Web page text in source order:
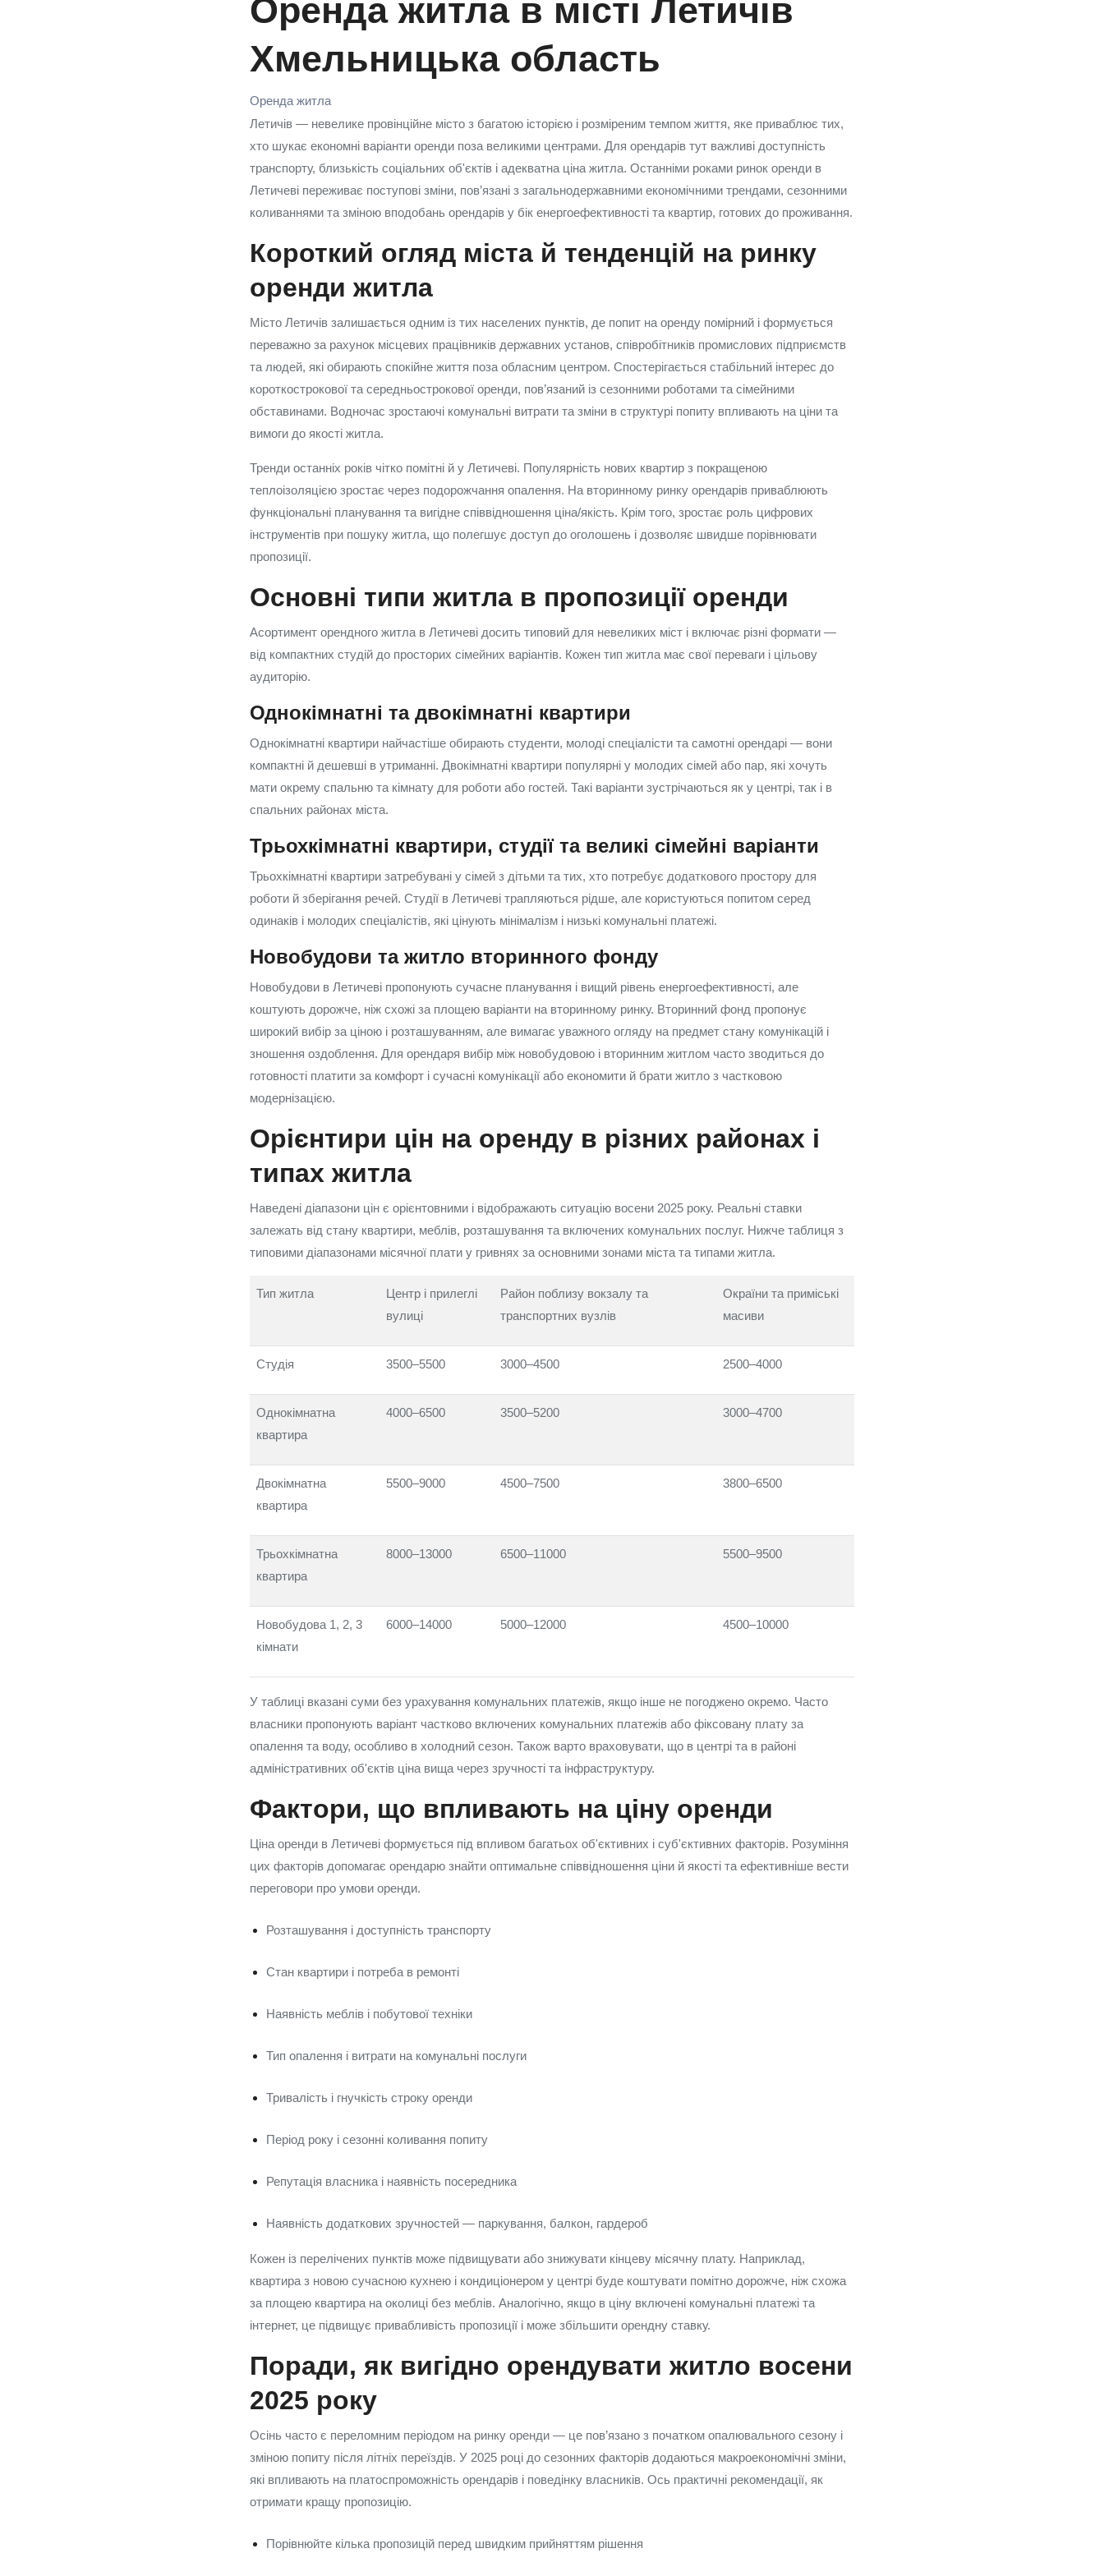
Оренда житла в місті Летичів
Хмельницька область
Оренда житла
Летичів — невелике провінційне місто з багатою історією і розміреним темпом життя, яке приваблює тих,
хто шукає економні варіанти оренди поза великими центрами. Для орендарів тут важливі доступність
транспорту, близькість соціальних об'єктів і адекватна ціна житла. Останніми роками ринок оренди в
Летичеві переживає поступові зміни, пов’язані з загальнодержавними економічними трендами, сезонними
коливаннями та зміною вподобань орендарів у бік енергоефективності та квартир, готових до проживання.
Короткий огляд міста й тенденцій на ринку
оренди житла
Місто Летичів залишається одним із тих населених пунктів, де попит на оренду помірний і формується
переважно за рахунок місцевих працівників державних установ, співробітників промислових підприємств
та людей, які обирають спокійне життя поза обласним центром. Спостерігається стабільний інтерес до
короткострокової та середньострокової оренди, пов’язаний із сезонними роботами та сімейними
обставинами. Водночас зростаючі комунальні витрати та зміни в структурі попиту впливають на ціни та
вимоги до якості житла.
Тренди останніх років чітко помітні й у Летичеві. Популярність нових квартир з покращеною
теплоізоляцією зростає через подорожчання опалення. На вторинному ринку орендарів приваблюють
функціональні планування та вигідне співвідношення ціна/якість. Крім того, зростає роль цифрових
інструментів при пошуку житла, що полегшує доступ до оголошень і дозволяє швидше порівнювати
пропозиції.
Основні типи житла в пропозиції оренди
Асортимент орендного житла в Летичеві досить типовий для невеликих міст і включає різні формати —
від компактних студій до просторих сімейних варіантів. Кожен тип житла має свої переваги і цільову
аудиторію.
Однокімнатні та двокімнатні квартири
Однокімнатні квартири найчастіше обирають студенти, молоді спеціалісти та самотні орендарі — вони
компактні й дешевші в утриманні. Двокімнатні квартири популярні у молодих сімей або пар, які хочуть
мати окрему спальню та кімнату для роботи або гостей. Такі варіанти зустрічаються як у центрі, так і в
спальних районах міста.
Трьохкімнатні квартири, студії та великі сімейні варіанти
Трьохкімнатні квартири затребувані у сімей з дітьми та тих, хто потребує додаткового простору для
роботи й зберігання речей. Студії в Летичеві трапляються рідше, але користуються попитом серед
одинаків і молодих спеціалістів, які цінують мінімалізм і низькі комунальні платежі.
Новобудови та житло вторинного фонду
Новобудови в Летичеві пропонують сучасне планування і вищий рівень енергоефективності, але
коштують дорожче, ніж схожі за площею варіанти на вторинному ринку. Вторинний фонд пропонує
широкий вибір за ціною і розташуванням, але вимагає уважного огляду на предмет стану комунікацій і
зношення оздоблення. Для орендаря вибір між новобудовою і вторинним житлом часто зводиться до
готовності платити за комфорт і сучасні комунікації або економити й брати житло з частковою
модернізацією.
Орієнтири цін на оренду в різних районах і
типах житла
Наведені діапазони цін є орієнтовними і відображають ситуацію восени 2025 року. Реальні ставки
залежать від стану квартири, меблів, розташування та включених комунальних послуг. Нижче таблиця з
типовими діапазонами місячної плати у гривнях за основними зонами міста та типами житла.
Тип житла
Центр і прилеглі
вулиці
Район поблизу вокзалу та
транспортних вузлів
Окраїни та приміські
масиви
Студія 3500–5500 3000–4500 2500–4000
Однокімнатна
квартира
4000–6500 3500–5200 3000–4700
Двокімнатна
квартира
5500–9000 4500–7500 3800–6500
Трьохкімнатна
квартира
8000–13000 6500–11000 5500–9500
Новобудова 1, 2, 3
кімнати
6000–14000 5000–12000 4500–10000
У таблиці вказані суми без урахування комунальних платежів, якщо інше не погоджено окремо. Часто
власники пропонують варіант частково включених комунальних платежів або фіксовану плату за
опалення та воду, особливо в холодний сезон. Також варто враховувати, що в центрі та в районі
адміністративних об'єктів ціна вища через зручності та інфраструктуру.
Фактори, що впливають на ціну оренди
Ціна оренди в Летичеві формується під впливом багатьох об'єктивних і суб'єктивних факторів. Розуміння
цих факторів допомагає орендарю знайти оптимальне співвідношення ціни й якості та ефективніше вести
переговори про умови оренди.
Розташування і доступність транспорту
Стан квартири і потреба в ремонті
Наявність меблів і побутової техніки
Тип опалення і витрати на комунальні послуги
Тривалість і гнучкість строку оренди
Період року і сезонні коливання попиту
Репутація власника і наявність посередника
Наявність додаткових зручностей — паркування, балкон, гардероб
Кожен із перелічених пунктів може підвищувати або знижувати кінцеву місячну плату. Наприклад,
квартира з новою сучасною кухнею і кондиціонером у центрі буде коштувати помітно дорожче, ніж схожа
за площею квартира на околиці без меблів. Аналогічно, якщо в ціну включені комунальні платежі та
інтернет, це підвищує привабливість пропозиції і може збільшити орендну ставку.
Поради, як вигідно орендувати житло восени
2025 року
Осінь часто є переломним періодом на ринку оренди — це пов’язано з початком опалювального сезону і
зміною попиту після літніх переїздів. У 2025 році до сезонних факторів додаються макроекономічні зміни,
які впливають на платоспроможність орендарів і поведінку власників. Ось практичні рекомендації, як
отримати кращу пропозицію.
Порівнюйте кілька пропозицій перед швидким прийняттям рішення